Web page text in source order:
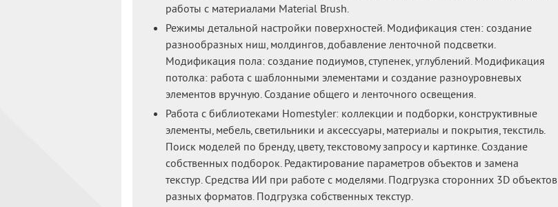
работы с материалами Material Brush.
Режимы детальной настройки поверхностей. Модификация стен: создание
разнообразных ниш, молдингов, добавление ленточной подсветки.
Модификация пола: создание подиумов, ступенек, углублений. Модификация
потолка: работа с шаблонными элементами и создание разноуровневых
элементов вручную. Создание общего и ленточного освещения.
Работа с библиотеками Homestyler: коллекции и подборки, конструктивные
элементы, мебель, светильники и аксессуары, материалы и покрытия, текстиль.
Поиск моделей по бренду, цвету, текстовому запросу и картинке. Создание
собственных подборок. Редактирование параметров объектов и замена
текстур. Средства ИИ при работе с моделями. Подгрузка сторонних 3D объектов
разных форматов. Подгрузка собственных текстур.